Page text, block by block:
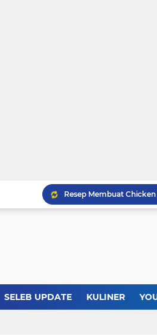
Resep Gulai Kikil Nikmat
Resep dan Cara
SELEB UPDATE KULINER